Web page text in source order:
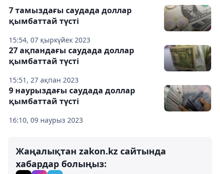
15:54, 07 қыркүйек 2023
7 тамыздағы саудада доллар
қымбаттай түсті
15:51, 27 ақпан 2023
27 ақпандағы саудада доллар
қымбаттай түсті
16:10, 09 наурыз 2023
9 наурыздағы саудада доллар
қымбаттай түсті
Жаңалықтан zakon.kz сайтында
хабардар болыңыз: